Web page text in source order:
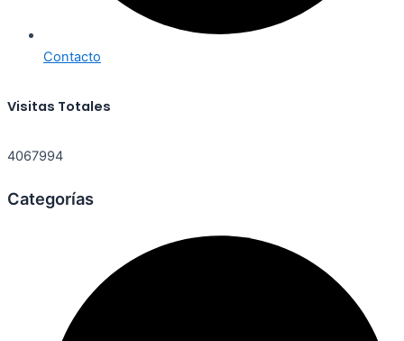
Contacto
Visitas Totales
4067994
Categorías